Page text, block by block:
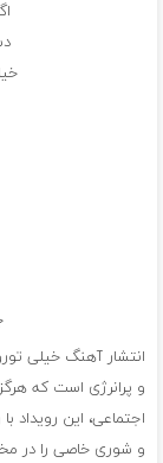
انتشار آهنگ خیلی
و پرانرژی است که
اجتماعی، این
و شوری خاصی را در